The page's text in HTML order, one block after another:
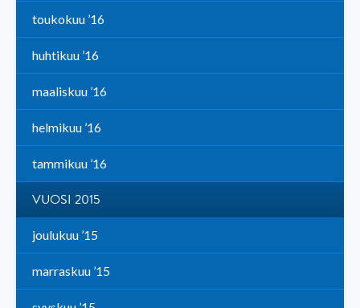
toukokuu ’16
huhtikuu ’16
maaliskuu ’16
helmikuu ’16
tammikuu ’16
VUOSI 2015
joulukuu ’15
marraskuu ’15